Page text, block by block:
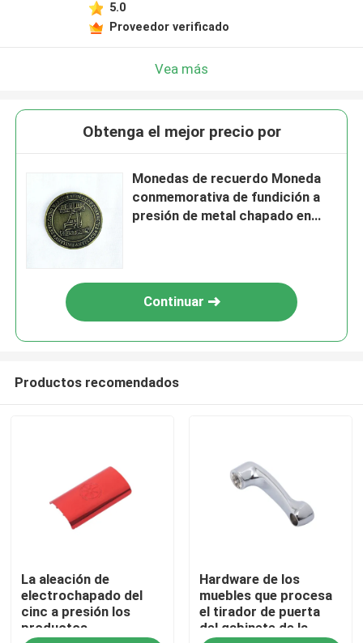
Productos
Sobre nosotros
5.0
Proveedor verificado
Vea más
Obtenga el mejor precio por
Monedas de recuerdo Moneda
conmemorativa de fundición a
presión de metal chapado en
Continuar
Productos recomendados
La aleación de
electrochapado del
cinc a presión los
productos
Hardware de los
muebles que procesa
el tirador de puerta
del gabinete de la